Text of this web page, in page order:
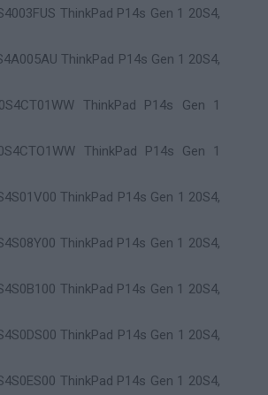
ThinkPad P14s Gen 1 20S4,
ThinkPad P14s Gen 1 20S4,
ThinkPad P14s Gen 1
ThinkPad P14s Gen 1
ThinkPad P14s Gen 1 20S4,
ThinkPad P14s Gen 1 20S4,
ThinkPad P14s Gen 1 20S4,
ThinkPad P14s Gen 1 20S4,
ThinkPad P14s Gen 1 20S4,